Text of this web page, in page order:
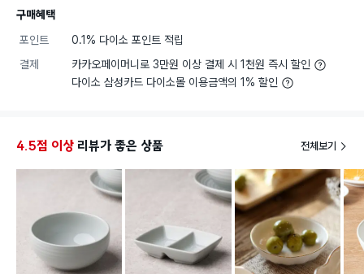
구매혜택
포인트
0.1% 다이소 포인트 적립
결제
카카오페이머니로 3만원 이상 결제 시 1천원 즉시 할인
다이소 삼성카드 다이소몰 이용금액의 1% 할인
4.5점 이상 리뷰가 좋은 상품 전체보기